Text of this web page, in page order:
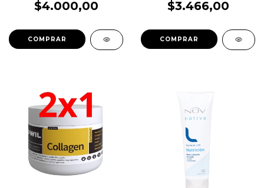
$4.000,00
COMPRAR
$3.466,00
COMPRAR